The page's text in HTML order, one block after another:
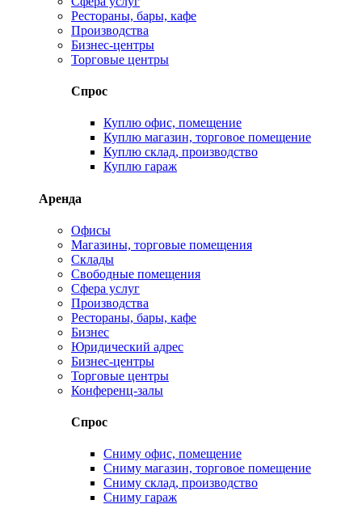
Рестораны, бары, кафе
Производства
Бизнес-центры
Торговые центры
Спрос
Куплю офис, помещение
Куплю магазин, торговое помещение
Куплю склад, производство
Куплю гараж
Аренда
Офисы
Магазины, торговые помещения
Склады
Свободные помещения
Сфера услуг
Производства
Рестораны, бары, кафе
Бизнес
Юридический адрес
Бизнес-центры
Торговые центры
Конференц-залы
Спрос
Сниму офис, помещение
Сниму магазин, торговое помещение
Сниму склад, производство
Сниму гараж